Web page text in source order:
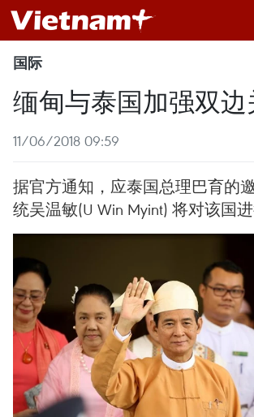
国际
缅甸与泰国加强双边
11/06/2018 09:59
据官方通知，应泰国总理巴育的
统吴温敏(U Win Myint) 将对该国进